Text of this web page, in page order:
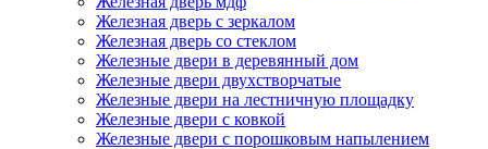
Железная дверь с зеркалом
Железная дверь со стеклом
Железные двери в деревянный дом
Железные двери двухстворчатые
Железные двери на лестничную площадку
Железные двери с ковкой
Железные двери с порошковым напылением